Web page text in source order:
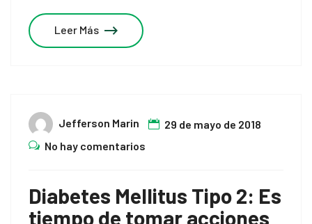
Leer Más
Jefferson Marin
29 de mayo de 2018
No hay comentarios
Diabetes Mellitus Tipo 2: Es
tiempo de tomar acciones